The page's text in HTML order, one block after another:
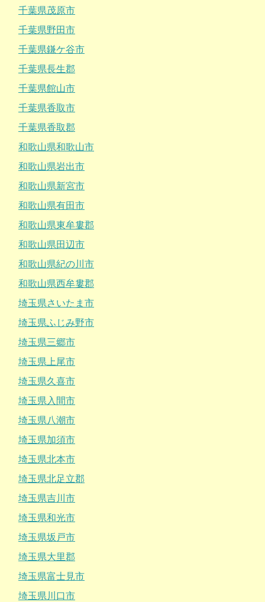
千葉県茂原市
千葉県野田市
千葉県鎌ケ谷市
千葉県長生郡
千葉県館山市
千葉県香取市
千葉県香取郡
和歌山県和歌山市
和歌山県岩出市
和歌山県新宮市
和歌山県有田市
和歌山県東牟婁郡
和歌山県田辺市
和歌山県紀の川市
和歌山県西牟婁郡
埼玉県さいたま市
埼玉県ふじみ野市
埼玉県三郷市
埼玉県上尾市
埼玉県久喜市
埼玉県入間市
埼玉県八潮市
埼玉県加須市
埼玉県北本市
埼玉県北足立郡
埼玉県吉川市
埼玉県和光市
埼玉県坂戸市
埼玉県大里郡
埼玉県富士見市
埼玉県川口市